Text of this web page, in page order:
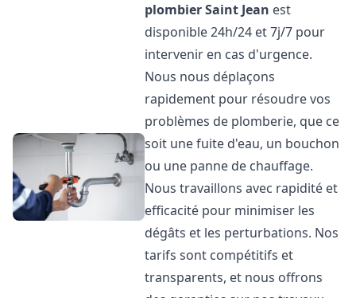
plombierSaint Jean est
disponible 24h/24 et 7j/7 pour
intervenir en cas d'urgence.
Nous nous déplaçons
rapidement pour résoudre vos
problèmes de plomberie, que ce
soit une fuite d'eau, un bouchon
ou une panne de chauffage.
Nous travaillons avec rapidité et
efficacité pour minimiser les
dégâts et les perturbations. Nos
tarifs sont compétitifs et
transparents, et nous offrons